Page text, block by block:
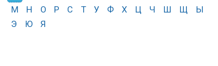
М
Н О Р С Т У Ф Х Ц Ч Ш Щ
Ы
Э
Ю Я